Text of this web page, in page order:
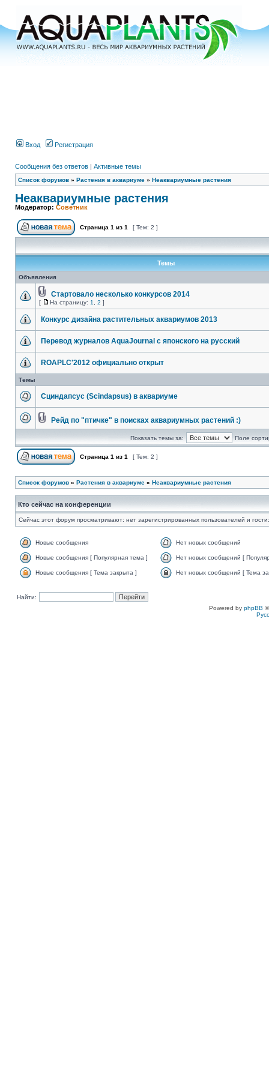
Вход Регистрация
Сообщения без ответов | Активные темы
Список форумов » Растения в аквариуме » Неаквариумные растения
Неаквариумные растения
Модератор: Советник
Страница 1 из 1 [ Тем: 2 ]
Темы
Объявления
Стартовало несколько конкурсов 2014
[ На страницу: 1 2 ]
Конкурс дизайна растительных аквариумов 2013
Перевод журналов AquaJournal с японского на русский
ROAPLC'2012 официально открыт
Темы
Сциндапсус (Scindapsus) в аквариуме
Рейд по "птичке" в поисках аквариумных растений :)
Показать темы за: Поле
Страница 1 из 1 [ Тем: 2 ]
Список форумов » Растения в аквариуме » Неаквариумные растения
Кто сейчас на конференции
Сейчас этот форум просматривают: нет зарегистрированных пользователей и
Новые сообщения Нет новых сообщений
Новые сообщения [ Популярная тема ] Нет новых сообщений [
Новые сообщения [ Тема закрыта ] Нет новых сообщений [ Тема
Найти:
Powered by phpBB